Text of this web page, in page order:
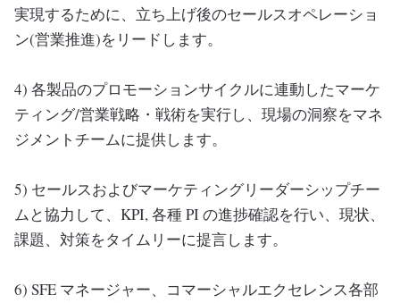
実現するために、立ち上げ後のセールスオペレーショ
ン(営業推進)をリードします。
4) 各製品のプロモーションサイクルに連動したマーケ
ティング/営業戦略・戦術を実行し、現場の洞察をマネ
ジメントチームに提供します。
5) セールスおよびマーケティングリーダーシップチー
ムと協力して、KPI, 各種 PI の進捗確認を行い、現状、
課題、対策をタイムリーに提言します。
6) SFE マネージャー、コマーシャルエクセレンス各部